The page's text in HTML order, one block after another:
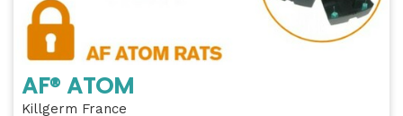
AF® ATOM
Killgerm France